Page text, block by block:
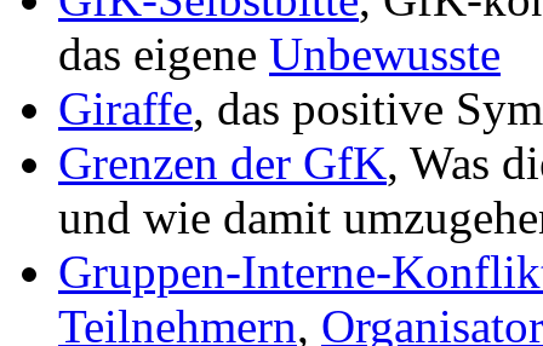
das eigene Unbewusste
Giraffe, das positive
Grenzen der GfK, Was
und wie damit
Gruppen-Interne-
Teilnehmern, Organisator